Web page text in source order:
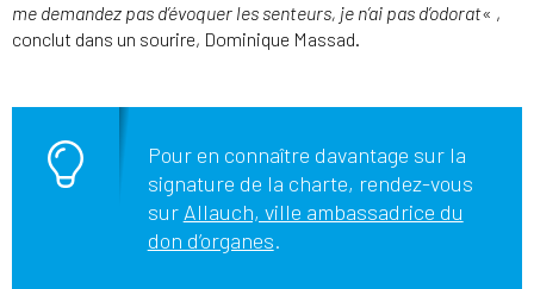
me demandez pas d’évoquer les senteurs, je n’ai pas d’odorat« ,
conclut dans un sourire, Dominique Massad.
Pour en connaître davantage sur la
signature de la charte, rendez-vous
surAllauch, ville ambassadrice du
don d’organes.